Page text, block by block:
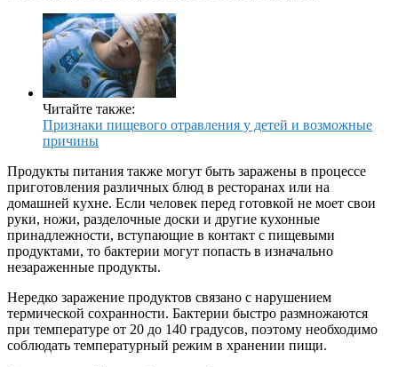
Читайте также:
Признаки пищевого отравления у детей и возможные
причины
Продукты питания также могут быть заражены в процессе
приготовления различных блюд в ресторанах или на
домашней кухне. Если человек перед готовкой не моет свои
руки, ножи, разделочные доски и другие кухонные
принадлежности, вступающие в контакт с пищевыми
продуктами, то бактерии могут попасть в изначально
незараженные продукты.
Нередко заражение продуктов связано с нарушением
термической сохранности. Бактерии быстро размножаются
при температуре от 20 до 140 градусов, поэтому необходимо
соблюдать температурный режим в хранении пищи.